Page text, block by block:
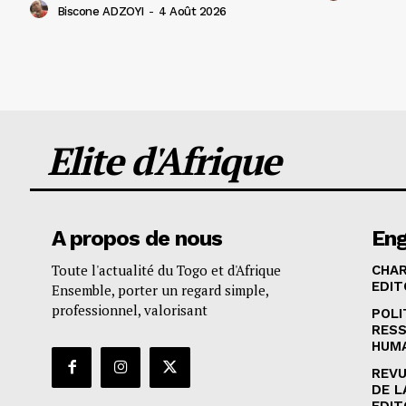
Biscone ADZOYI - 4 Août 2026
Elite d'Afrique
A propos de nous
Toute l'actualité du Togo et d'Afrique
Ensemble, porter un regard simple,
professionnel, valorisant
DE